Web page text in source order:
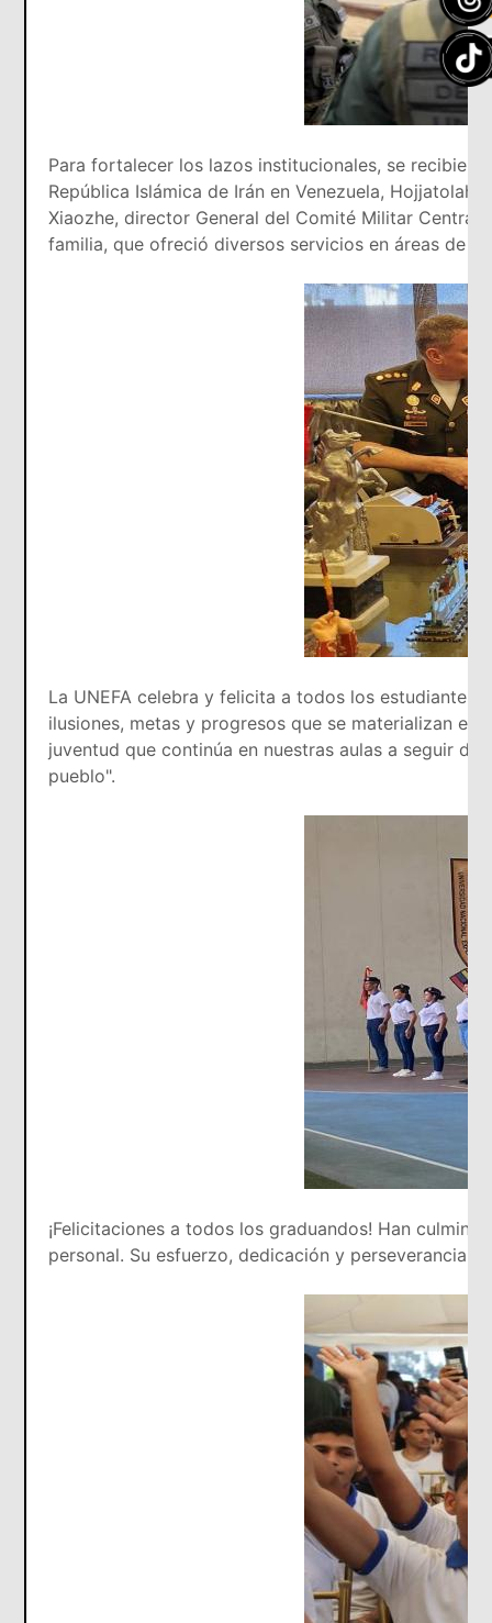
Para fortalecer los lazos institucionales, se
República Islámica de Irán en Venezuela, Hojjatolah
Xiaozhe, director General del Comité Militar Central
familia, que ofreció diversos servicios en áreas de
La UNEFA celebra y felicita a todos los estudiantes
ilusiones, metas y progresos que se materializan
juventud que continúa en nuestras aulas a seguir
pueblo".
¡Felicitaciones a todos los graduandos! Han
personal. Su esfuerzo, dedicación y perseverancia